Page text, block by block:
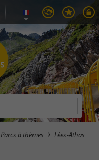
Parcs à thèmes Lées-Athas